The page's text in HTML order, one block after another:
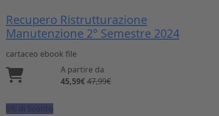
Recupero Ristrutturazione
Manutenzione 2° Semestre 2024
cartaceo ebook file
A partire da
45,59€47,99€
5% di Sconto